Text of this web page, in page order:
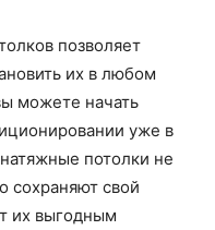
позволяет
их в любом
можете начать
уже в
потолки не
сохраняют свой
их выгодным